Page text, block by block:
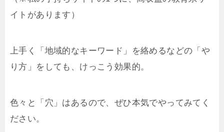
イトがあります）
上手く「地域的なキーワード」を絡めるなどの「や
り方」をしても、けっこう効果的。
色々と「穴」はあるので、ぜひ本気でやってみてく
ださい。